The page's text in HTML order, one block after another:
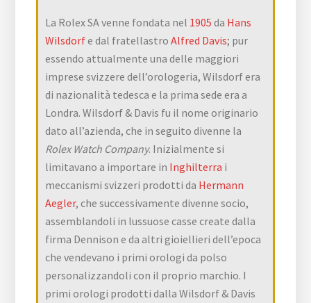
La Rolex SA venne fondata nel 1905 da Hans
Wilsdorfe dal fratellastroAlfred Davis; pur
essendo attualmente una delle maggiori
imprese svizzere dell’orologeria, Wilsdorf era
di nazionalità tedesca e la prima sede era a
Londra. Wilsdorf & Davis fu il nome originario
dato all’azienda, che in seguito divenne la
Rolex Watch Company. Inizialmente si
limitavano a importare in Inghilterra i
meccanismi svizzeri prodotti da Hermann
Aegler, che successivamente divenne socio,
assemblandoli in lussuose casse create dalla
firma Dennison e da altri gioiellieri dell’epoca
che vendevano i primi orologi da polso
personalizzandoli con il proprio marchio. I
primi orologi prodotti dalla Wilsdorf & Davis